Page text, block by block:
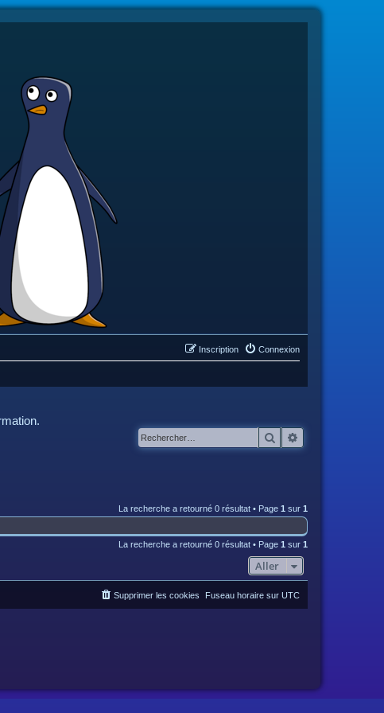
Connexion
Inscription
Rechercher
La recherche a retourné 0 résultat • Page 1 sur 1
La recherche a retourné 0 résultat • Page 1 sur 1
Aller
Fuseau horaire sur UTC
Supprimer les cookies